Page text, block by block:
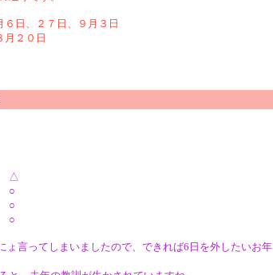
日、２７日、９月３日
月２０日
△
○
○
○
ょ言ってしまいましたので、できれば6日を外したいお年